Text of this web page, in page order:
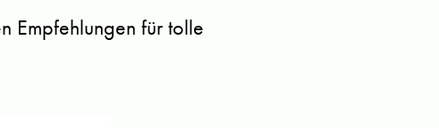
Empfehlungen für tolle